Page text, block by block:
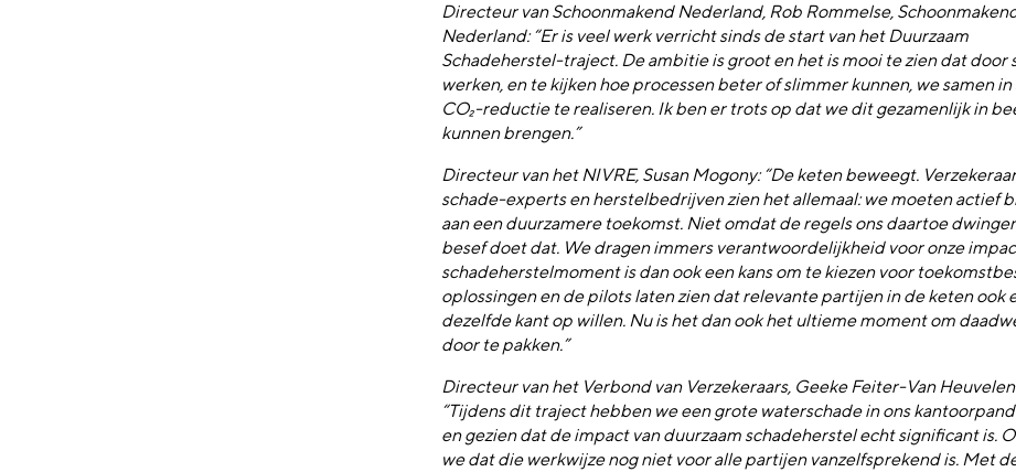
Directeur van Schoonmakend Nederland, Rob Rommelse,
Nederland: “Er is veel werk verricht sinds de start van het Duurzaam
Schadeherstel-traject. De ambitie is groot en het is mooi te zien dat door
werken, en te kijken hoe processen beter of slimmer kunnen, we samen in
CO₂-reductie te realiseren. Ik ben er trots op dat we dit gezamenlijk in
kunnen brengen.”
Directeur van het NIVRE, Susan Mogony: “De keten beweegt.
schade-experts en herstelbedrijven zien het allemaal: we moeten actief
aan een duurzamere toekomst. Niet omdat de regels ons daartoe
besef doet dat. We dragen immers verantwoordelijkheid voor onze
schadeherstelmoment is dan ook een kans om te kiezen voor
oplossingen en de pilots laten zien dat relevante partijen in de keten ook
dezelfde kant op willen. Nu is het dan ook het ultieme moment om
door te pakken.”
Directeur van het Verbond van Verzekeraars, Geeke Feiter-Van
“Tijdens dit traject hebben we een grote waterschade in ons
en gezien dat de impact van duurzaam schadeherstel echt significant is.
we dat die werkwijze nog niet voor alle partijen vanzelfsprekend is. Met